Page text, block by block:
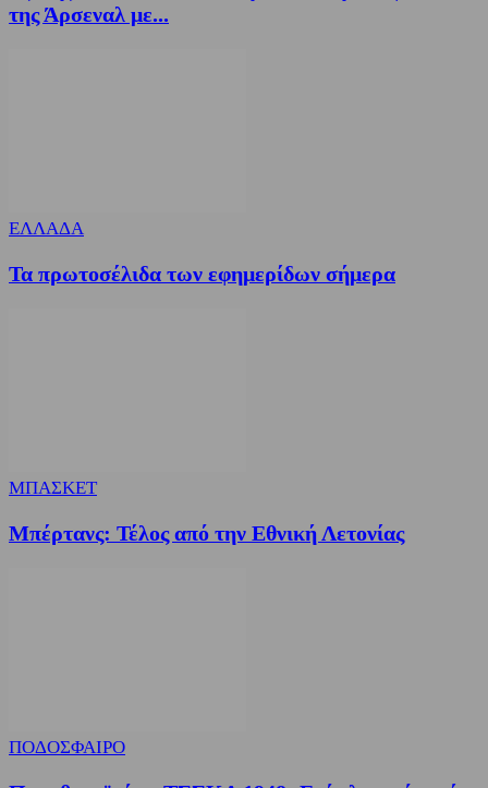
της Άρσεναλ με...
ΕΛΛΑΔΑ
Τα πρωτοσέλιδα των εφημερίδων σήμερα
ΜΠΑΣΚΕΤ
Μπέρτανς: Τέλος από την Εθνική Λετονίας
ΠΟΔΟΣΦΑΙΡΟ